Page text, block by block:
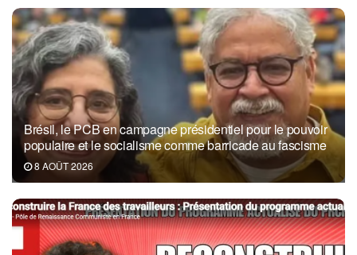
Brésil, le PCB en campagne présidentiel pour le pouvoir
populaire et le socialisme comme barricade au fascisme
8 AOÛT 2026